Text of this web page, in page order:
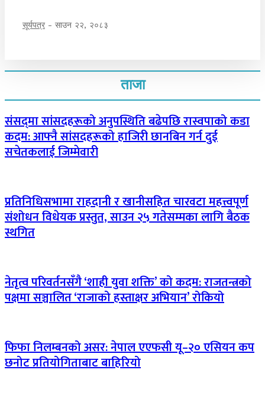
सूर्यपत्र - साउन २२, २०८३
ताजा
संसद्‌मा सांसदहरूको अनुपस्थिति बढेपछि रास्वपाको कडा
कदम: आफ्नै सांसदहरूको हाजिरी छानबिन गर्न दुई
सचेतकलाई जिम्मेवारी
प्रतिनिधिसभामा राहदानी र खानीसहित चारवटा महत्त्वपूर्ण
संशोधन विधेयक प्रस्तुत, साउन २५ गतेसम्मका लागि बैठक
स्थगित
नेतृत्व परिवर्तनसँगै ‘शाही युवा शक्ति’ को कदम: राजतन्त्रको
पक्षमा सञ्चालित ‘राजाको हस्ताक्षर अभियान’ रोकियो
फिफा निलम्बनको असर: नेपाल एएफसी यू–२० एसियन कप
छनोट प्रतियोगिताबाट बाहिरियो